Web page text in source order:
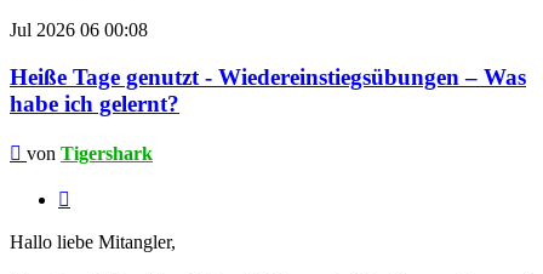
Jul 2026 06 00:08
Heiße Tage genutzt - Wiedereinstiegsübungen – Was
habe ich gelernt?
Beitrag
von Tigershark
Hallo liebe Mitangler,